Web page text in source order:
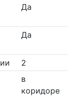
Да
Да
2
в
коридоре